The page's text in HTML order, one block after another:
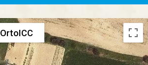
OrtoICC